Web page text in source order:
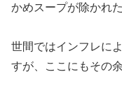
かめスープが除かれ
世間ではインフレに
すが、ここにもその